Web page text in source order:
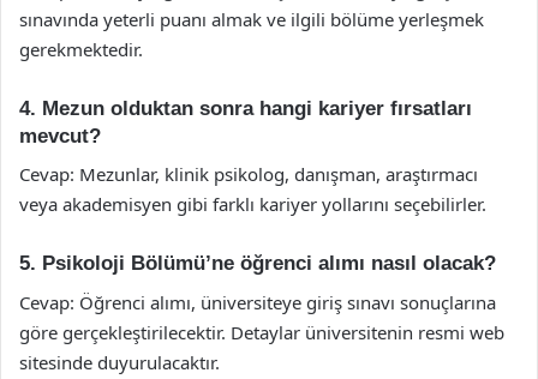
sınavında yeterli puanı almak ve ilgili bölüme yerleşmek
gerekmektedir.
4. Mezun olduktan sonra hangi kariyer fırsatları
mevcut?
Cevap: Mezunlar, klinik psikolog, danışman, araştırmacı
veya akademisyen gibi farklı kariyer yollarını seçebilirler.
5. Psikoloji Bölümü’ne öğrenci alımı nasıl olacak?
Cevap: Öğrenci alımı, üniversiteye giriş sınavı sonuçlarına
göre gerçekleştirilecektir. Detaylar üniversitenin resmi web
sitesinde duyurulacaktır.